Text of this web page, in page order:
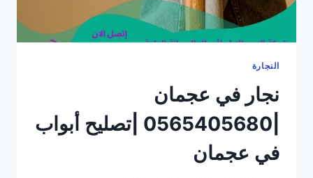
النجارة
نجار في عجمان
|0565405680 |تصليح أبواب
في عجمان